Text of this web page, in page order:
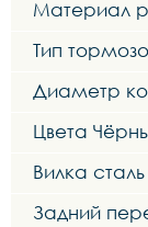
Материал
Тип
Диаметр
Цвета
Вилка сталь
Задний